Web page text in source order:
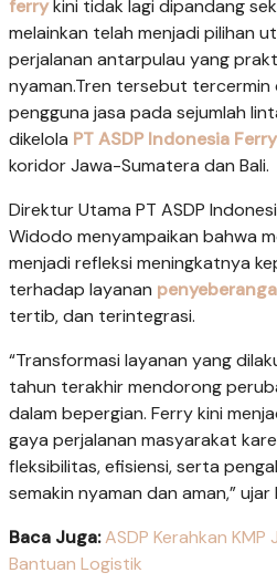
ferrykini tidak lagi dipandang
melainkan telah menjadi pilihan
perjalanan antarpulau yang
nyaman.Tren tersebut
pengguna jasa pada sejumlah
dikelola PT ASDP Indonesia
koridor Jawa-Sumatera dan Bali.
Direktur Utama PT ASDP
Widodo menyampaikan bahwa
menjadi refleksi meningkatnya
terhadap layanan
tertib, dan terintegrasi.
“Transformasi layanan yang
tahun terakhir mendorong
dalam bepergian. Ferry kini
gaya perjalanan masyarakat
fleksibilitas, efisiensi, serta
semakin nyaman dan aman,” ujar
Baca Juga:ASDP Kerahkan
Bantuan Logistik